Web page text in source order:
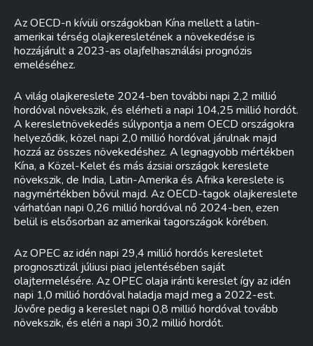
Az OECD-n kívüli országokban Kína mellett a latin-
amerikai térség olajkeresletének a növekedése is
hozzájárult a 2023-as olajfelhasználási prognózis
emeléséhez.
A világ olajkereslete 2024-ben további napi 2,2 millió
hordóval növekszik, és elérheti a napi 104,25 millió hordót.
A keresletnövekedés súlypontja a nem OECD országokra
helyeződik, közel napi 2,0 millió hordóval járulnak majd
hozzá az összes növekedéshez. A legnagyobb mértékben
Kína, a Közel-Kelet és más ázsiai országok kereslete
növekszik, de India, Latin-Amerika és Afrika kereslete is
nagymértékben bővül majd. Az OECD-tagok olajkereslete
várhatóan napi 0,26 millió hordóval nő 2024-ben, ezen
belül is elsősorban az amerikai tagországok körében.
Az OPEC az idén napi 29,4 millió hordós keresletet
prognosztizál júliusi piaci jelentésében saját
olajtermelésére. Az OPEC olaja iránti kereslet így az idén
napi 1,0 millió hordóval haladja majd meg a 2022-est.
Jövőre pedig a kereslet napi 0,8 millió hordóval tovább
növekszik, és eléri a napi 30,2 millió hordót.